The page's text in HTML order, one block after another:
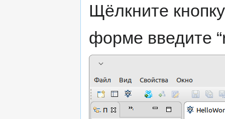
Щёлкните
форме введите